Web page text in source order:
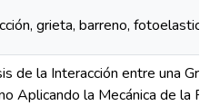
grieta, barreno, fotoelastico
de la Interacción entre una
Aplicando la Mecánica de la